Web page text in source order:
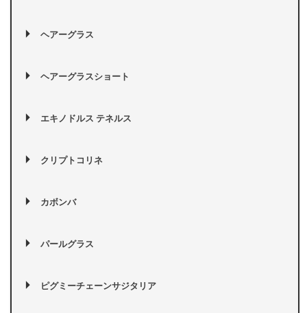
ヘアーグラス
ヘアーグラスショート
エキノドルス テネルス
クリプトコリネ
カボンバ
パールグラス
ピグミーチェーンサジタリア